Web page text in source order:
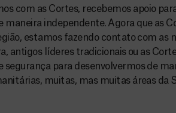
com as Cortes, recebemos apoio
maneira independente. Agora que as
estamos fazendo contato com as
antigos líderes tradicionais ou as
segurança para desenvolvermos de
muitas, mas muitas áreas da